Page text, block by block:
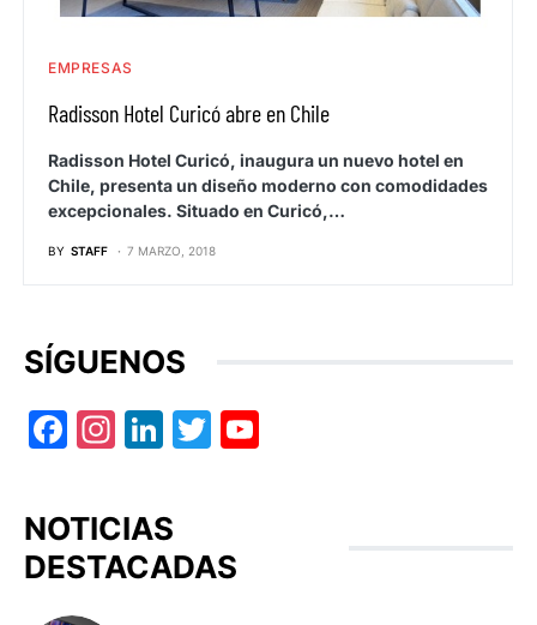
EMPRESAS
Radisson Hotel Curicó abre en Chile
Radisson Hotel Curicó, inaugura un nuevo hotel en
Chile, presenta un diseño moderno con comodidades
excepcionales. Situado en Curicó,…
BY STAFF 7 MARZO, 2018
SÍGUENOS
Facebook
Instagram
LinkedIn
Twitter
NOTICIAS
DESTACADAS